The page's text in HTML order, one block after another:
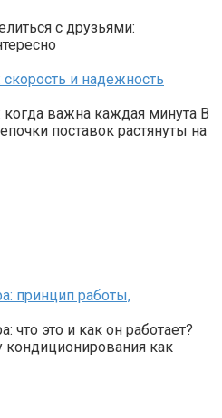
с друзьями:
и надежность
важна каждая минута В
поставок растянуты на
принцип работы,
что это и как он работает?
кондиционирования как